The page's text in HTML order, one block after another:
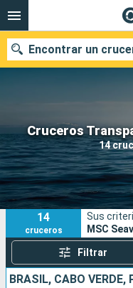
Cruceros
14
Encontrar un
Nuestros destinos
Fecha de salida
Puertos
14
cruceros
Sus
MSC
Filtrar